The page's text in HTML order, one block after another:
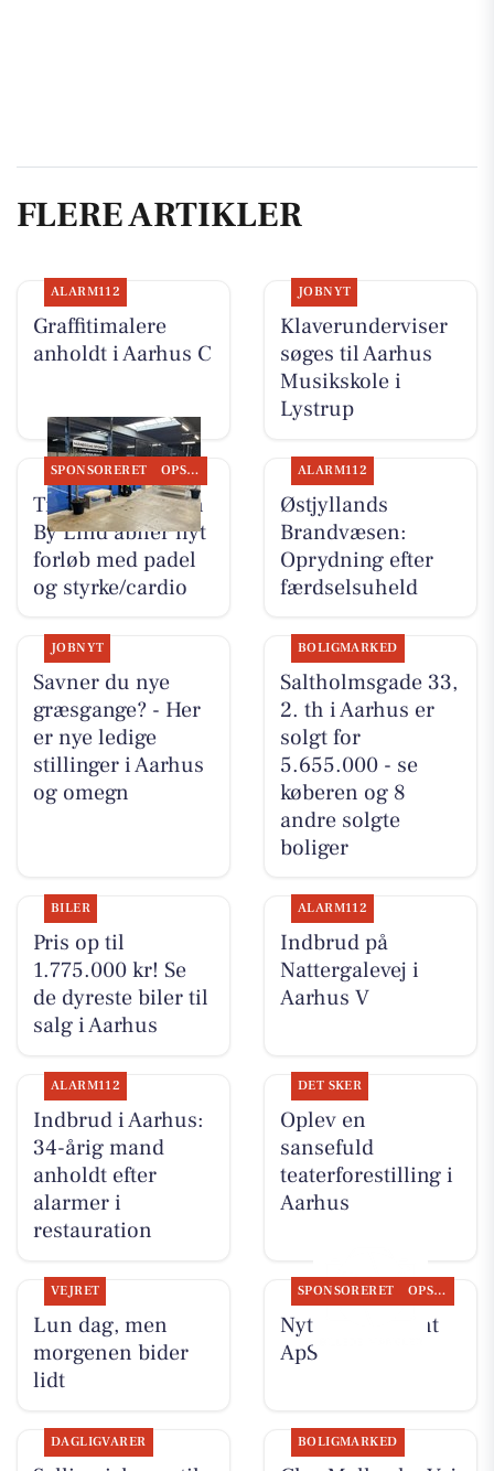
FLERE ARTIKLER
ALARM112
Graffitimalere
anholdt i Aarhus C
JOBNYT
Klaverunderviser
søges til Aarhus
Musikskole i
Lystrup
SPONSORERET OPSLAGSTAVLEN
Træningsklubben
By Lind åbner nyt
forløb med padel
og styrke/cardio
ALARM112
Østjyllands
Brandvæsen:
Oprydning efter
færdselsuheld
JOBNYT
Savner du nye
græsgange? - Her
er nye ledige
stillinger i Aarhus
og omegn
BOLIGMARKED
Saltholmsgade 33,
2. th i Aarhus er
solgt for
5.655.000 - se
køberen og 8
andre solgte
boliger
BILER
Pris op til
1.775.000 kr! Se
de dyreste biler til
salg i Aarhus
ALARM112
Indbrud på
Nattergalevej i
Aarhus V
ALARM112
Indbrud i Aarhus:
34-årig mand
anholdt efter
alarmer i
restauration
DET SKER
Oplev en
sansefuld
teaterforestilling i
Aarhus
VEJRET
Lun dag, men
morgenen bider
lidt
SPONSORERET OPSLAGSTAVLEN
Nyt fra Fairpaint
ApS
DAGLIGVARER BOLIGMARKED